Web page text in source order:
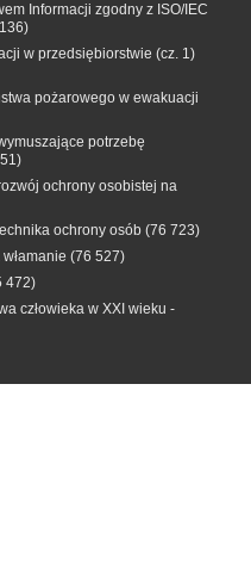
Informacji zgodny z ISO/IEC
w przedsiębiorstwie (cz. 1)
pożarowego w ewakuacji
potrzebę
ochrony osobistej na
ochrony osób (76 723)
(76 527)
472)
człowieka w XXI wieku -